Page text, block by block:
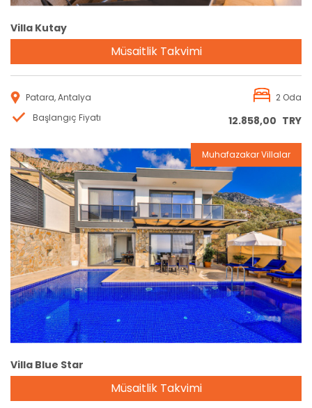
Villa Kutay
Müsaitlik Takvimi
Patara, Antalya
2 Oda
Başlangıç Fiyatı
12.858,00 TRY
Rezervasyon
Muhafazakar Villalar
Villa Blue Star
Müsaitlik Takvimi